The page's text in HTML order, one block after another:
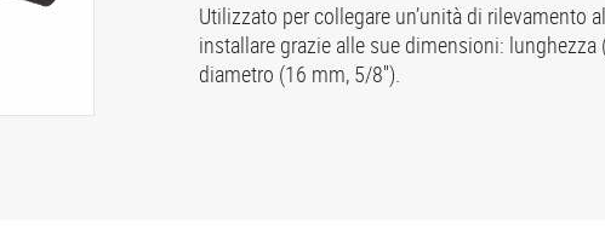
Utilizzato per collegare un’unità di rilevamento
installare grazie alle sue dimensioni:
diametro (16 mm, 5/8'').